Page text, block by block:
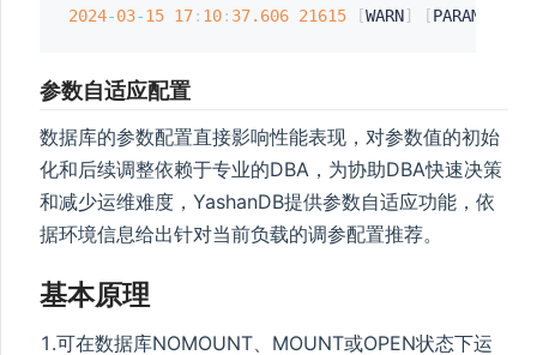
2024-03-15 17: 10: 37.606 21615 [WARN] [PARAM
参数自适应配置
数据库的参数配置直接影响性能表现，对参数值的初始
化和后续调整依赖于专业的DBA，为协助DBA快速决策
和减少运维难度，YashanDB提供参数自适应功能，依
据环境信息给出针对当前负载的调参配置推荐。
基本原理
1.可在数据库NOMOUNT、MOUNT或OPEN状态下运